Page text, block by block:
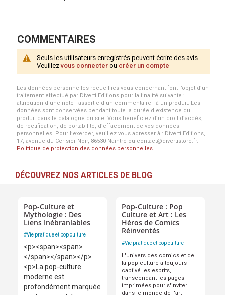
COMMENTAIRES
Seuls les utilisateurs enregistrés peuvent écrire des avis.
Veuillezvous connecter ou créer un compte
Les données personnelles recueillies vous concernant font l’objet d’un
traitement effectué par Diverti Editions pour la finalité suivante :
attribution d'une note - assortie d'un commentaire - à un produit. Les
données sont conservées pendant toute la durée d'existence du
produit dans le catalogue du site. Vous bénéficiez d’un droit d’accès,
de rectification, de portabilité, d’effacement de vos données
personnelles. Pour l’exercer, veuillez vous adresser à : Diverti Editions,
17, avenue du Cerisier Noir, 86530 Naintré ou contact@divertistore.fr.
Politique de protection des données personnelles
DÉCOUVREZ NOS ARTICLES DE BLOG
Pop-Culture et
Mythologie : Des
Liens Inébranlables
#Vie pratique et pop culture
<p><span><span>
</span></span></p>
<p>La pop-culture
moderne est
profondément marquée
Pop-Culture : Pop
Culture et Art : Les
Héros de Comics
Réinventés
#Vie pratique et pop culture
L'univers des comics et de
la pop culture a toujours
captivé les esprits,
transcendant les pages
imprimées pour s'inviter
dans le monde de l'art